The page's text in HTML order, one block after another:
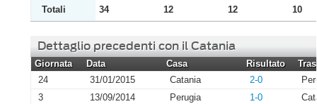
Totali
34 12 12 10
Dettaglio precedenti con il Catania
Giornata Data Casa Risultato
24
31/01/2015 Catania 2-0
3
13/09/2014 Perugia 1-0